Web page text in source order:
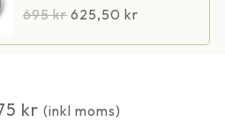
695kr 625,50kr
kr (inkl moms)